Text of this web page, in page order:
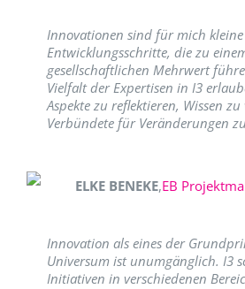
Innovationen sind für mich
Entwicklungsschritte, die zu
gesellschaftlichen Mehrwert
Vielfalt der Expertisen in I3
Aspekte zu reflektieren, Wissen
Verbündete für Veränderungen
ELKE BENEKE,EB
Innovation als eines der
Universum ist unumgänglich. I3
Initiativen in verschiedenen